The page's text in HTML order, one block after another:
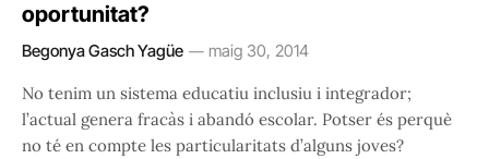
oportunitat?
Begonya Gasch Yagüe maig 30, 2014
No tenim un sistema educatiu inclusiu i integrador;
l’actual genera fracàs i abandó escolar. Potser és perquè
no té en compte les particularitats d’alguns joves?